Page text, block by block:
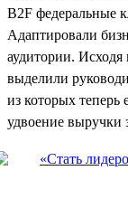
B2F федеральные
Адаптировали
аудитории. Исходя
выделили
из которых теперь
удвоение выручки